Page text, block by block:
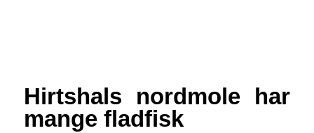
Hirtshals nordmole har
mange fladfisk